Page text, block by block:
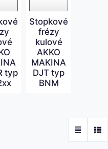
typ
Stopkové
frézy
kulové
AKKO
MAKINA
DJT typ
BNM